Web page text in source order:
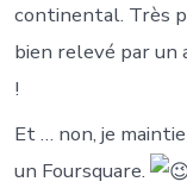
continental. Très
bien relevé par
!
Et … non, je
un Foursquare.